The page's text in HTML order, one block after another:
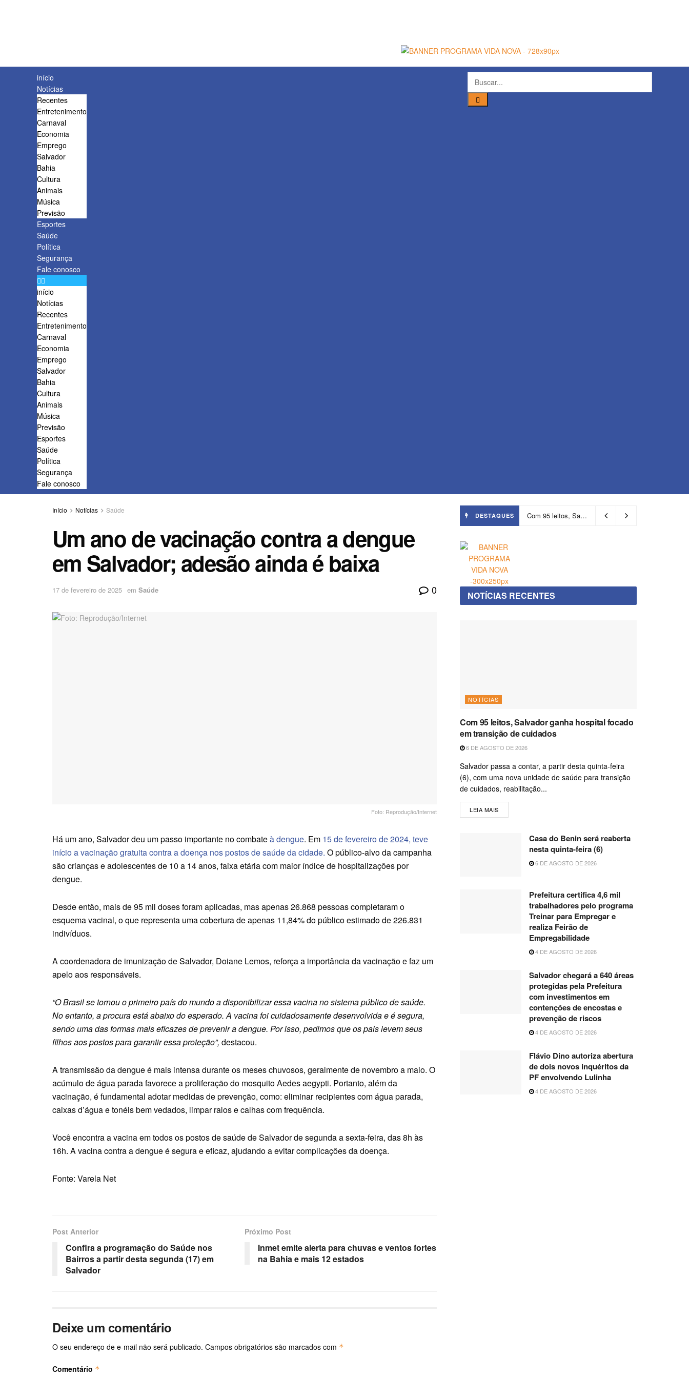
início
Notícias
Recentes
Entretenimento
Carnaval
Economia
Emprego
Salvador
Bahia
Cultura
Animais
Música
Previsão
Esportes
Saúde
Política
Segurança
Fale conosco
início
Notícias
Recentes
Entretenimento
Carnaval
Economia
Emprego
Salvador
Bahia
Cultura
Animais
Música
Previsão
Esportes
Saúde
Política
Segurança
Fale conosco
Início Notícias Saúde
Um ano de vacinação contra a dengue
em Salvador; adesão ainda é baixa
17 de fevereiro de 2025 em Saúde 0
Foto: Reprodução/Internet
Há um ano, Salvador deu um passo importante no combateà dengue. Em 15 de fevereiro de 2024, teve
início a vacinação gratuita contra a doença nos postos de saúde da cidade. O público-alvo da campanha
são crianças e adolescentes de 10 a 14 anos, faixa etária com maior índice de hospitalizações por
dengue.
Desde então, mais de 95 mil doses foram aplicadas, mas apenas 26.868 pessoas completaram o
esquema vacinal, o que representa uma cobertura de apenas 11,84% do público estimado de 226.831
indivíduos.
A coordenadora de imunização de Salvador, Doiane Lemos, reforça a importância da vacinação e faz um
apelo aos responsáveis.
“O Brasil se tornou o primeiro país do mundo a disponibilizar essa vacina no sistema público de saúde.
No entanto, a procura está abaixo do esperado. A vacina foi cuidadosamente desenvolvida e é segura,
sendo uma das formas mais eficazes de prevenir a dengue. Por isso, pedimos que os pais levem seus
filhos aos postos para garantir essa proteção”, destacou.
A transmissão da dengue é mais intensa durante os meses chuvosos, geralmente de novembro a maio. O
acúmulo de água parada favorece a proliferação do mosquito Aedes aegypti. Portanto, além da
vacinação, é fundamental adotar medidas de prevenção, como: eliminar recipientes com água parada,
caixas d’água e tonéis bem vedados, limpar ralos e calhas com frequência.
Você encontra a vacina em todos os postos de saúde de Salvador de segunda a sexta-feira, das 8h às
16h. A vacina contra a dengue é segura e eficaz, ajudando a evitar complicações da doença.
Fonte: Varela Net
Post Anterior
Confira a programação do Saúde nos
Bairros a partir desta segunda (17) em
Salvador
Próximo Post
Inmet emite alerta para chuvas e ventos fortes
na Bahia e mais 12 estados
Deixe um comentário
O seu endereço de e-mail não será publicado. Campos obrigatórios são marcados com *
Comentário *
DESTAQUES Com 95 leitos, Salvador ganha hospital focado em transição de cuidados
NOTÍCIAS RECENTES
NOTÍCIAS
Com 95 leitos, Salvador ganha hospital focado
em transição de cuidados
6 DE AGOSTO DE 2026
Salvador passa a contar, a partir desta quinta-feira
(6), com uma nova unidade de saúde para transição
de cuidados, reabilitação...
LEIA MAIS
Casa do Benin será reaberta
nesta quinta-feira (6)
6 DE AGOSTO DE 2026
Prefeitura certifica 4,6 mil
trabalhadores pelo programa
Treinar para Empregar e
realiza Feirão de
Empregabilidade
4 DE AGOSTO DE 2026
Salvador chegará a 640 áreas
protegidas pela Prefeitura
com investimentos em
contenções de encostas e
prevenção de riscos
4 DE AGOSTO DE 2026
Flávio Dino autoriza abertura
de dois novos inquéritos da
PF envolvendo Lulinha
4 DE AGOSTO DE 2026